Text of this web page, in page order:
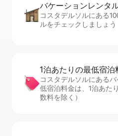
バケーションレ⁠ン⁠タ⁠
コスタデルソルにある
ルをチェックしましょう
1泊あたりの最⁠低⁠宿⁠泊⁠
コスタデルソルにある
低宿泊料金は、1泊あた
数料を除く）